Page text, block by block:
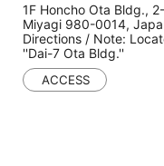
1F Honcho Ota Bldg.,
Miyagi 980-0014,
Directions / Note:
''Dai-7 Ota Bldg.''
ACCESS